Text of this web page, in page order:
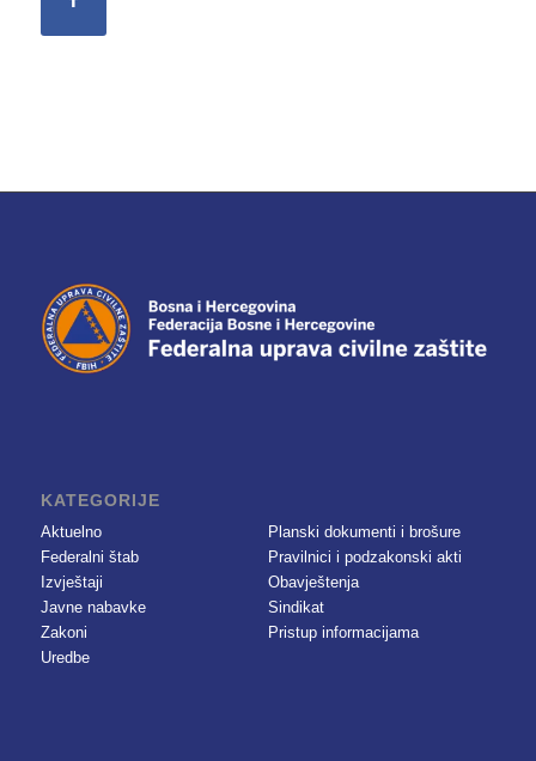
KATEGORIJE
Aktuelno
Federalni štab
Izvještaji
Javne nabavke
Zakoni
Uredbe
Planski dokumenti i brošure
Pravilnici i podzakonski akti
Obavještenja
Sindikat
Pristup informacijama